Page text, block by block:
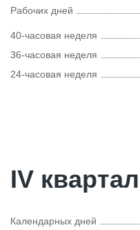
Рабочих дней
40-часовая неделя
36-часовая неделя
24-часовая неделя
IV квартал
Календарных дней